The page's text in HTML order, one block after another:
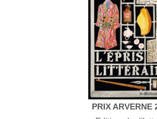
PRIX ARVERNE